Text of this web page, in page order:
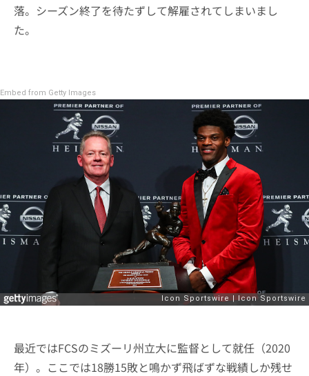
落。シーズン終了を待たずして解雇されてしまいまし
た。
Embed from Getty Images
最近ではFCSのミズーリ州立大に監督として就任（2020
年）。ここでは18勝15敗と鳴かず飛ばずな戦績しか残せ